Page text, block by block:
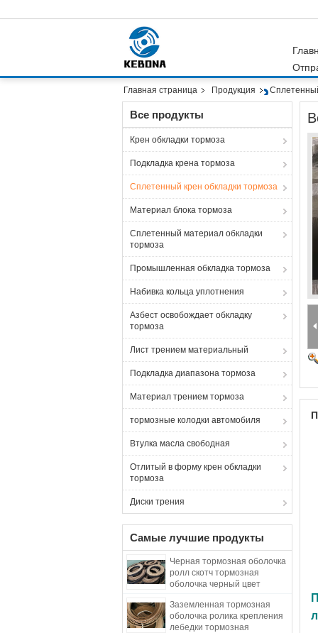
Главная страница Продукция
Все продукты
Крен обкладки тормоза
Подкладка крена тормоза
Сплетенный крен обкладки тормоза
Материал блока тормоза
Сплетенный материал обкладки
тормоза
Промышленная обкладка тормоза
Набивка кольца уплотнения
Азбест освобождает обкладку
тормоза
Лист трением материальный
Подкладка диапазона тормоза
Материал трением тормоза
тормозные колодки автомобиля
Втулка масла свободная
Отлитый в форму крен обкладки
тормоза
Диски трения
Самые лучшие продукты
Черная тормозная оболочка
ролл скотч тормозная
оболочка черный цвет
оболочка
Заземленная тормозная
оболочка ролика крепления
лебедки тормозная